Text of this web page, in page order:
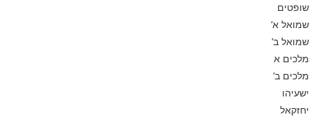
שופטים
שמואל א’
שמואל ב’
מלכים א
מלכים ב’
ישעיהו
יחזקאל